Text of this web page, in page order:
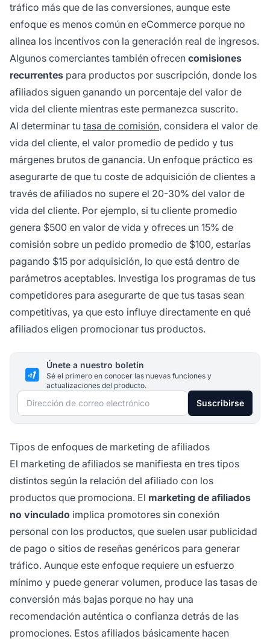
tráfico más que de las conversiones, aunque este
enfoque es menos común en eCommerce porque no
alinea los incentivos con la generación real de ingresos.
Algunos comerciantes también ofrecen comisiones
recurrentes para productos por suscripción, donde los
afiliados siguen ganando un porcentaje del valor de
vida del cliente mientras este permanezca suscrito.
Al determinar tu tasa de comisión, considera el valor de
vida del cliente, el valor promedio de pedido y tus
márgenes brutos de ganancia. Un enfoque práctico es
asegurarte de que tu coste de adquisición de clientes a
través de afiliados no supere el 20-30% del valor de
vida del cliente. Por ejemplo, si tu cliente promedio
genera $500 en valor de vida y ofreces un 15% de
comisión sobre un pedido promedio de $100, estarías
pagando $15 por adquisición, lo que está dentro de
parámetros aceptables. Investiga los programas de tus
competidores para asegurarte de que tus tasas sean
competitivas, ya que esto influye directamente en qué
afiliados eligen promocionar tus productos.
Únete a nuestro boletín
Sé el primero en conocer las nuevas funciones y
actualizaciones del producto.
Dirección de correo electrónico Suscribirse
Tipos de enfoques de marketing de afiliados
El marketing de afiliados se manifiesta en tres tipos
distintos según la relación del afiliado con los
productos que promociona. El marketing de afiliados
no vinculado implica promotores sin conexión
personal con los productos, que suelen usar publicidad
de pago o sitios de reseñas genéricos para generar
tráfico. Aunque este enfoque requiere un esfuerzo
mínimo y puede generar volumen, produce las tasas de
conversión más bajas porque no hay una
recomendación auténtica o confianza detrás de las
promociones. Estos afiliados básicamente hacen